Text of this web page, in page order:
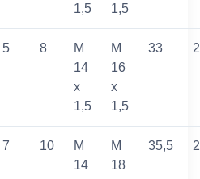
1,5
1,5
5 8
M
14
x
1,5
M
16
x
1,5
33
7 10
M
14
M
18
35,5